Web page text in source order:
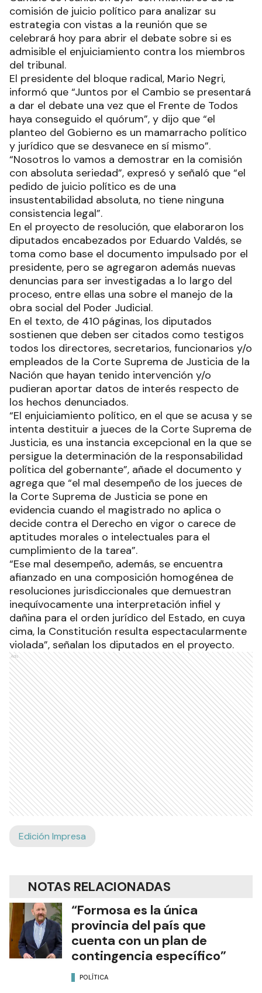
comisión de juicio político para analizar su
estrategia con vistas a la reunión que se
celebrará hoy para abrir el debate sobre si es
admisible el enjuiciamiento contra los miembros
del tribunal.
El presidente del bloque radical, Mario Negri,
informó que “Juntos por el Cambio se presentará
a dar el debate una vez que el Frente de Todos
haya conseguido el quórum”, y dijo que “el
planteo del Gobierno es un mamarracho político
y jurídico que se desvanece en sí mismo”.
“Nosotros lo vamos a demostrar en la comisión
con absoluta seriedad”, expresó y señaló que “el
pedido de juicio político es de una
insustentabilidad absoluta, no tiene ninguna
consistencia legal”.
En el proyecto de resolución, que elaboraron los
diputados encabezados por Eduardo Valdés, se
toma como base el documento impulsado por el
presidente, pero se agregaron además nuevas
denuncias para ser investigadas a lo largo del
proceso, entre ellas una sobre el manejo de la
obra social del Poder Judicial.
En el texto, de 410 páginas, los diputados
sostienen que deben ser citados como testigos
todos los directores, secretarios, funcionarios y/o
empleados de la Corte Suprema de Justicia de la
Nación que hayan tenido intervención y/o
pudieran aportar datos de interés respecto de
los hechos denunciados.
“El enjuiciamiento político, en el que se acusa y se
intenta destituir a jueces de la Corte Suprema de
Justicia, es una instancia excepcional en la que se
persigue la determinación de la responsabilidad
política del gobernante”, añade el documento y
agrega que “el mal desempeño de los jueces de
la Corte Suprema de Justicia se pone en
evidencia cuando el magistrado no aplica o
decide contra el Derecho en vigor o carece de
aptitudes morales o intelectuales para el
cumplimiento de la tarea”.
“Ese mal desempeño, además, se encuentra
afianzado en una composición homogénea de
resoluciones jurisdiccionales que demuestran
inequívocamente una interpretación infiel y
dañina para el orden jurídico del Estado, en cuya
cima, la Constitución resulta espectacularmente
violada”, señalan los diputados en el proyecto.
Ads
Edición Impresa
NOTAS RELACIONADAS
“Formosa es la única
provincia del país que
cuenta con un plan de
contingencia específico”
POLÍTICA